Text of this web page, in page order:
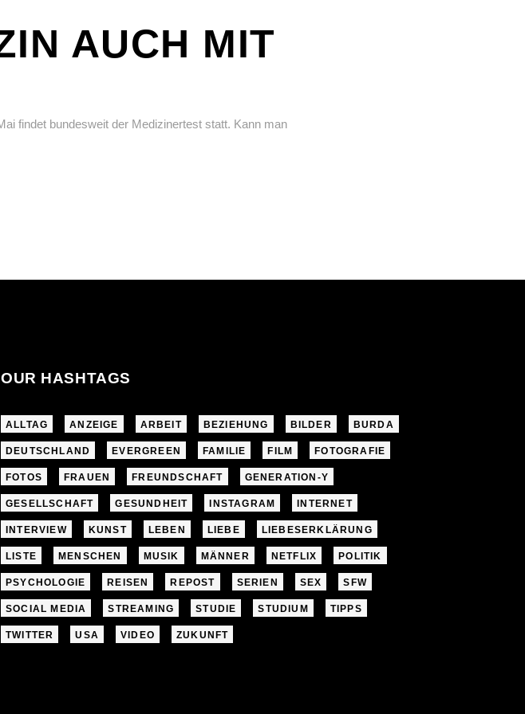
AUCH MIT
findet bundesweit der Medizinertest statt. Kann man
OUR HASHTAGS
ALLTAG ANZEIGE ARBEIT BEZIEHUNG BILDER BURDA
DEUTSCHLAND EVERGREEN FAMILIE FILM FOTOGRAFIE
FOTOS FRAUEN FREUNDSCHAFT GENERATION-Y
GESELLSCHAFT GESUNDHEIT INSTAGRAM INTERNET
INTERVIEW KUNST LEBEN LIEBE LIEBESERKLÄRUNG
LISTE MENSCHEN MUSIK MÄNNER NETFLIX POLITIK
PSYCHOLOGIE REISEN REPOST SERIEN SEX SFW
SOCIAL MEDIA STREAMING STUDIE STUDIUM TIPPS
TWITTER USA VIDEO ZUKUNFT